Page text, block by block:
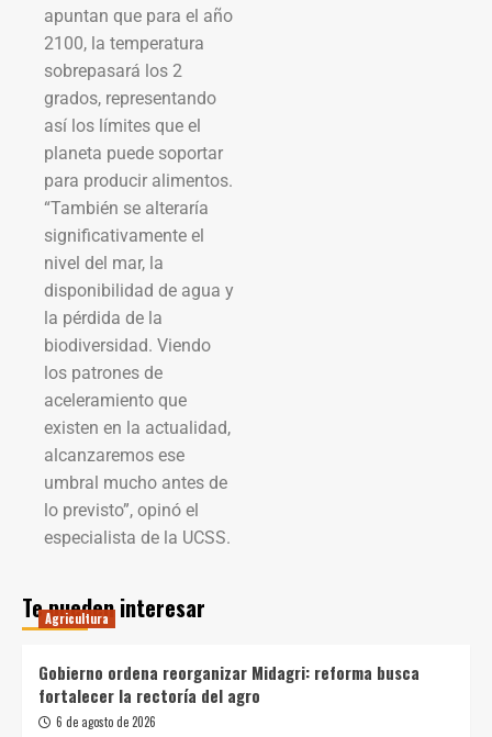
apuntan que para el año
2100, la temperatura
sobrepasará los 2
grados, representando
así los límites que el
planeta puede soportar
para producir alimentos.
“También se alteraría
significativamente el
nivel del mar, la
disponibilidad de agua y
la pérdida de la
biodiversidad. Viendo
los patrones de
aceleramiento que
existen en la actualidad,
alcanzaremos ese
umbral mucho antes de
lo previsto”, opinó el
especialista de la UCSS.
Te pueden interesar
Agricultura
Gobierno ordena reorganizar Midagri: reforma busca
fortalecer la rectoría del agro
6 de agosto de 2026